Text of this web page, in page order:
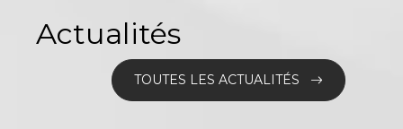
Actualités
TOUTES LES ACTUALITÉS